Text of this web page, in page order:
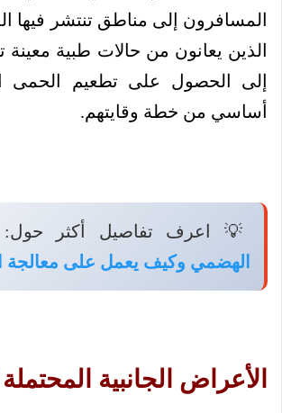
المسافرون إلى مناطق تنتشر فيها
الذين يعانون من حالات طبية معينة
إلى الحصول على تطعيم الحمى
أساسي من خطة وقايتهم.
💡 اعرف تفاصيل أكثر حول:
الهضمي وكيف يعمل على معالجة
الأعراض الجانبية